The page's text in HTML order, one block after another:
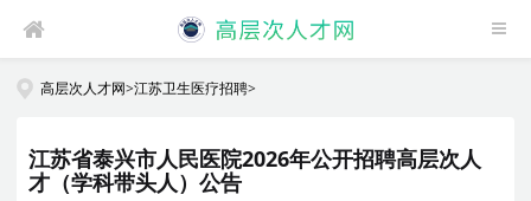
高层次人才网>江苏卫生医疗招聘>
江苏省泰兴市人民医院2026年公开招聘高层次人
才（学科带头人）公告